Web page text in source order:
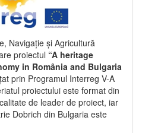
Navigație și Agricultură
proiectul “A heritage
in România and Bulgaria
prin Programul Interreg V-A
proiectului este format din
de leader de proiect, iar
Dobrich din Bulgaria este